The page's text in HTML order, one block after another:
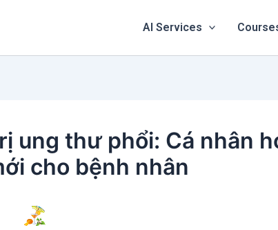
AI Services
ung thư phổi: Cá nhân
cho bệnh nhân